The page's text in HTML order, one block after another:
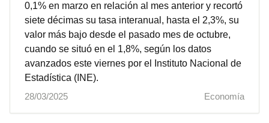
0,1% en marzo en relación al mes anterior y recortó
siete décimas su tasa interanual, hasta el 2,3%, su
valor más bajo desde el pasado mes de octubre,
cuando se situó en el 1,8%, según los datos
avanzados este viernes por el Instituto Nacional de
Estadística (INE).
28/03/2025
Economía